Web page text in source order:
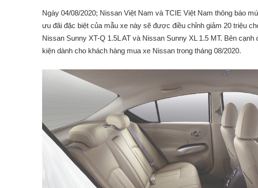
Ngày 04/08/2020; Nissan Việt Nam và TCIE Việt Nam thông báo
ưu đãi đặc biệt của mẫu xe này sẽ được điều chỉnh giảm 20 triệu
Nissan Sunny XT-Q 1.5L AT và Nissan Sunny XL 1.5 MT. Bên
kiện dành cho khách hàng mua xe Nissan trong tháng 08/2020.